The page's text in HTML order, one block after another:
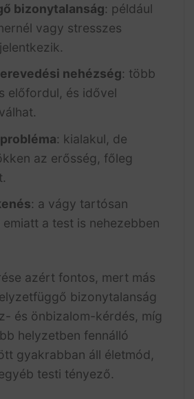
bizonytalanság: például
vagy stresszes
nehézség: több
előfordul, és idővel
: kialakul, de
az erősség, főleg
: a vágy tartósan
emiatt a test is nehezebben
azért fontos, mert más
bizonytalanság
és önbizalom-kérdés, míg
helyzetben fennálló
gyakrabban áll életmód,
testi tényező.